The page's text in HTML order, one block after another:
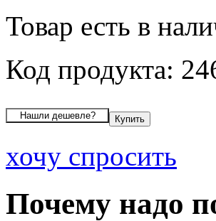
Товар есть в
Код продукта:
хочу спросить
Почему надо